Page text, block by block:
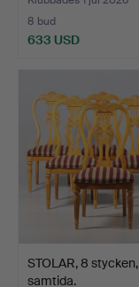
8 bud
633 USD
STOLAR, 8 stycken,
samtida.